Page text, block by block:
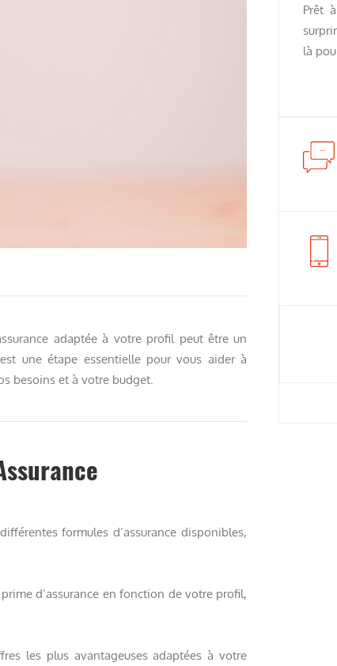
adaptée à votre profil peut être un
une étape essentielle pour vous aider à
besoins et à votre budget.
formules d’assurance disponibles,
d’assurance en fonction de votre profil,
les plus avantageuses adaptées à votre
Prêt
là